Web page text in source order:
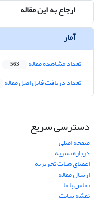
ارجاع به این مقاله
آمار
تعداد مشاهده مقاله 563
تعداد دریافت فایل اصل مقاله
دسترسی سریع
صفحه اصلی
درباره نشریه
اعضای هیات تحریریه
ارسال مقاله
تماس با ما
نقشه سایت